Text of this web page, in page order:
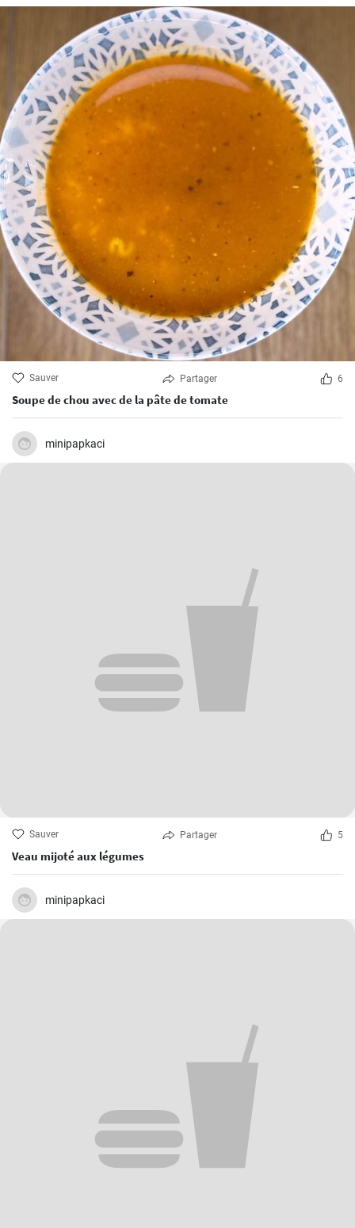
Sauver Partager 6
Soupe de chou avec de la pâte de tomate
minipapkaci
Sauver Partager 5
Veau mijoté aux légumes
minipapkaci